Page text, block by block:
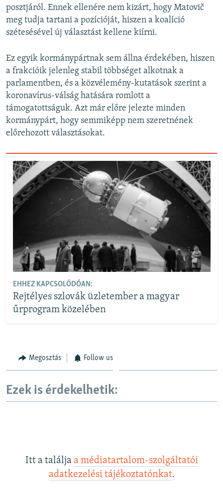
posztjáról. Ennek ellenére nem kizárt, hogy Matovič
meg tudja tartani a pozícióját, hiszen a koalíció
szétesésével új választást kellene kiírni.
Ez egyik kormánypártnak sem állna érdekében, hiszen
a frakcióik jelenleg stabil többséget alkotnak a
parlamentben, és a közvélemény-kutatások szerint a
koronavírus-válság hatására romlott a
támogatottságuk. Azt már előre jelezte minden
kormánypárt, hogy semmiképp nem szeretnének
előrehozott választásokat.
EHHEZ KAPCSOLÓDÓAN:
Rejtélyes szlovák üzletember a magyar
űrprogram közelében
Megosztás Follow us
Ezek is érdekelhetik:
Itt a találja a médiatartalom-szolgáltatói
adatkezelési tájékoztatónkat.